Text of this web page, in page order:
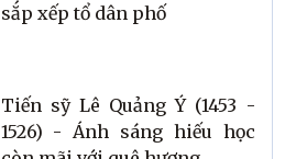
sắp xếp tổ dân phố
Tiến sỹ Lê Quảng Ý (1453 -
1526) - Ánh sáng hiếu học